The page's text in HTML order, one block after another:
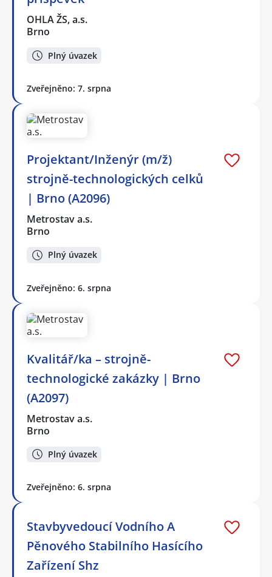
OHLA ŽS, a.s.
Brno
Plný úvazek
Zveřejněno: 7. srpna
Projektant/Inženýr (m/ž)
strojně-technologických celků
| Brno (A2096)
Metrostav a.s.
Brno
Plný úvazek
Zveřejněno: 6. srpna
Kvalitář/ka – strojně-
technologické zakázky | Brno
(A2097)
Metrostav a.s.
Brno
Plný úvazek
Zveřejněno: 6. srpna
Stavbyvedoucí Vodního A
Pěnového Stabilního Hasícího
Zařízení Shz